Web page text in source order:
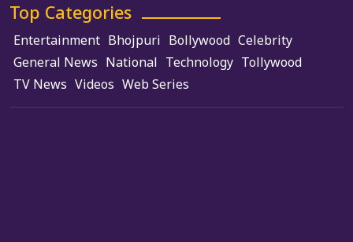
Top Categories
Entertainment Bhojpuri Bollywood Celebrity
General News National Technology Tollywood
TV News Videos Web Series